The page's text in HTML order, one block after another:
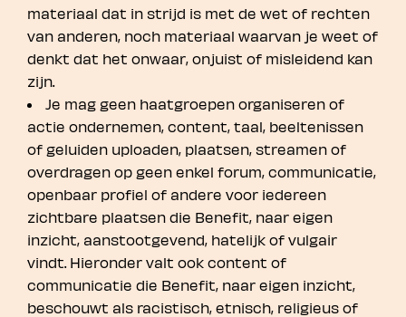
materiaal dat in strijd is met de wet of rechten
van anderen, noch materiaal waarvan je weet of
denkt dat het onwaar, onjuist of misleidend kan
zijn.
Je mag geen haatgroepen organiseren of
actie ondernemen, content, taal, beeltenissen
of geluiden uploaden, plaatsen, streamen of
overdragen op geen enkel forum, communicatie,
openbaar profiel of andere voor iedereen
zichtbare plaatsen die Benefit, naar eigen
inzicht, aanstootgevend, hatelijk of vulgair
vindt. Hieronder valt ook content of
communicatie die Benefit, naar eigen inzicht,
beschouwt als racistisch, etnisch, religieus of